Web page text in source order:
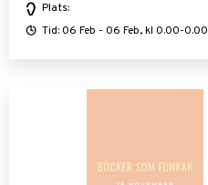
Plats:
Tid: 06 Feb - 06 Feb, kl 0.00-0.00